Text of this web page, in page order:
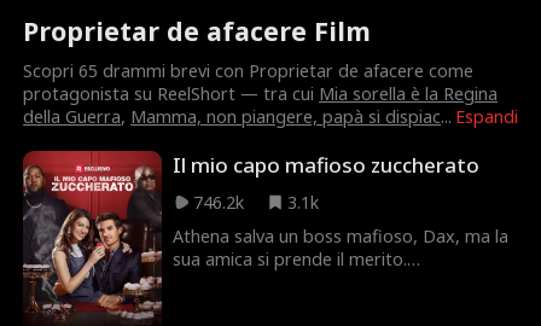
Proprietar de afacere Film
Espandi
Scopri 65 drammi brevi con Proprietar de afacere come
protagonista su ReelShort — tra cui Mia sorella è la Regina
della Guerra, Mamma, non piangere, papà si dispiac...
Il mio capo mafioso zuccherato
746.2k
3.1k
Athena salva un boss mafioso, Dax, ma la
sua amica si prende il merito.